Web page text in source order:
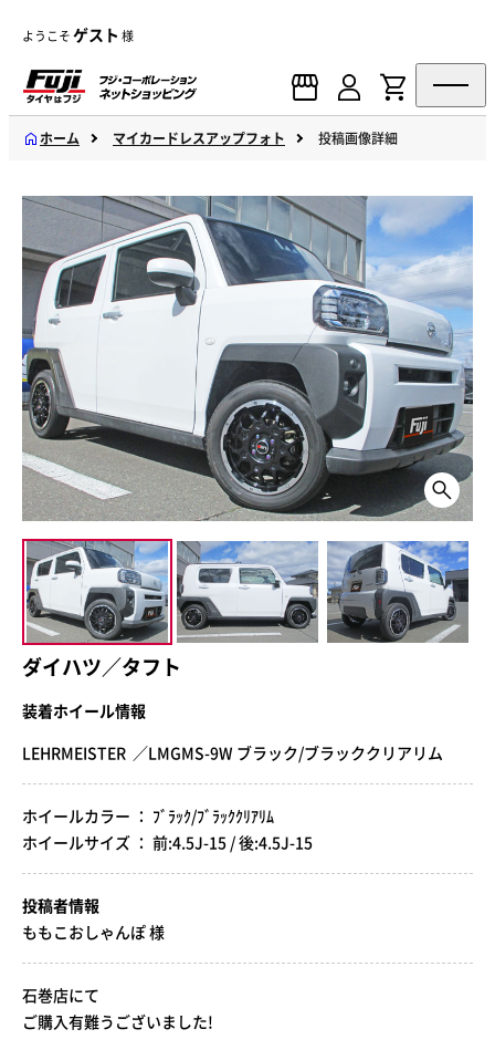
ようこそゲスト 様
ホーム マイカードレスアップフォト 投稿画像詳細
ダイハツ／タフト
装着ホイール情報
LEHRMEISTER ／LMGMS-9W ブラック/ブラッククリアリム
ホイールカラー ： ﾌﾞﾗｯｸ/ﾌﾞﾗｯｸｸﾘｱﾘﾑ
ホイールサイズ ： 前:4.5J-15 / 後:4.5J-15
投稿者情報
ももこおしゃんぽ 様
石巻店にて
ご購入有難うございました!